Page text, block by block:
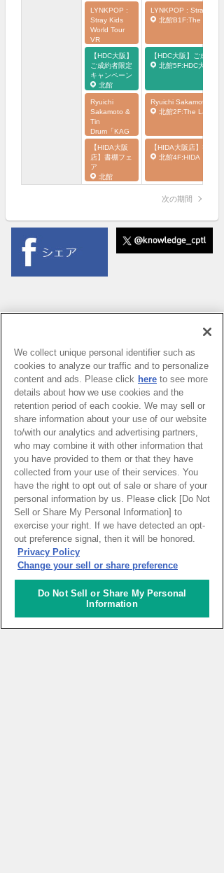
LYNKPOP :
Stray Kids
World Tour
VR
北館
B1F:The
Lab.(EVENT
Lab.)
【HDC大阪】
ご成約者限定
キャンペーン
北館
5F:HDC大阪
C terrace
Ryuichi
Sakamoto &
Tin
Drum「KAG
AMI+」オフ
ィシャルショ
ップ
2F:The Lab.
LYNKPOP : Stray Kids
北館B1F:The
【HDC大阪】ご成約者
北館5F:HDC大阪C
Ryuichi Sakamoto &
北館2F:The
【HIDA大阪
店】書棚フェ
ア
北館
4F:HIDA
【HIDA大阪店】書棚フ
北館4F:HIDA
次の期間
PAGE TOP
HOME イベントカレンダー
ナレッジキャピタルを知る
We collect unique personal identifier such as
cookies to analyze our traffic and to personalize
content and ads. Please click here to see more
details about how we use cookies and the
retention period of each cookie. We may sell or
share information about your use of our website
to/with our analytics and advertising partners,
who may combine it with other information that
you have provided to them or that they have
collected from your use of their services. You
have the right to opt out of sale or share of your
personal information by us. Please click [Do Not
Sell or Share My Personal Information] to
exercise your right. If we have detected an opt-
out preference signal, then it will be honored.
Privacy Policy
Change your sell or share preference
Do Not Sell or Share My Personal
Information